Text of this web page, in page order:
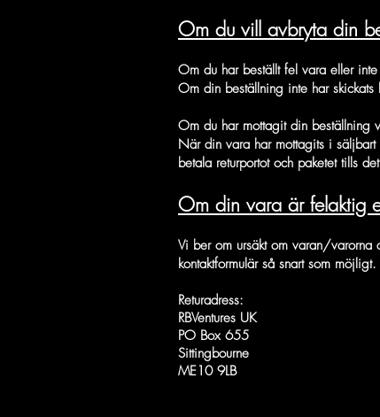
Om du vill avbryta din
Om du har beställt fel vara eller
Om din beställning inte har
Om du har mottagit din beställning
När din vara har mottagits i säljbart
betala returportot och paketet tills
Om din vara är felaktig
Vi ber om ursäkt om varan/varorna
kontaktformulär så snart som
Returadress:
RBVentures UK
PO Box 655
Sittingbourne
ME10 9LB